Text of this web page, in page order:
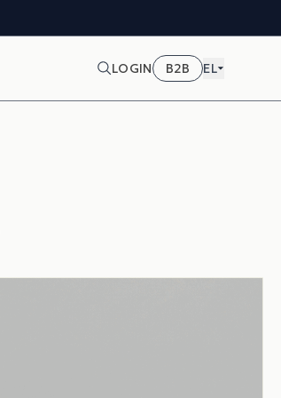
LOGIN B2B EL